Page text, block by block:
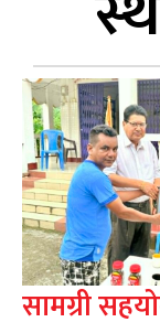
सामग्री